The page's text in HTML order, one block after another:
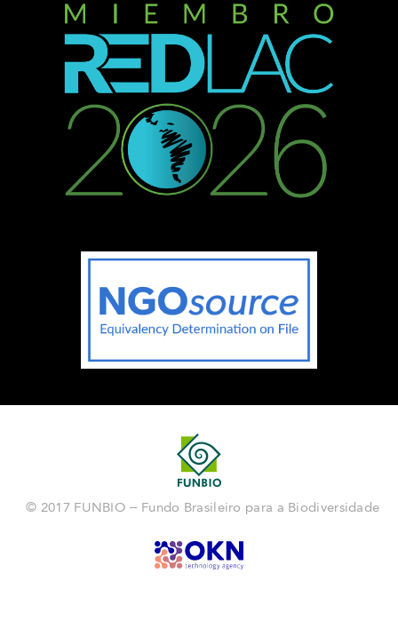
© 2017 FUNBIO – Fundo Brasileiro para a Biodiversidade